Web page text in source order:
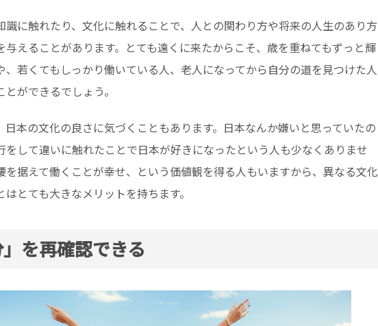
識に触れたり、文化に触れることで、人との関わり方や将来の人生のあり方
与えることがあります。とても遠くに来たからこそ、歳を重ねてもずっと輝
、若くてもしっかり働いている人、老人になってから自分の道を見つけた人
ができるでしょう。
日本の文化の良さに気づくこともあります。日本なんか嫌いと思っていたの
をして違いに触れたことで日本が好きになったという人も少なくありませ
を据えて働くことが幸せ、という価値観を得る人もいますから、異なる文化
はとても大きなメリットを持ちます。
」を再確認できる